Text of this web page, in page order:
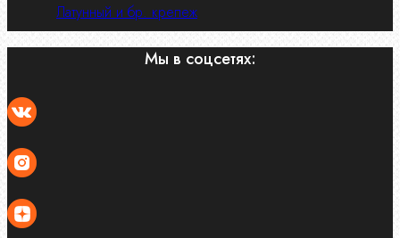
Латунный и бр. крепеж
Мы в соцсетях: